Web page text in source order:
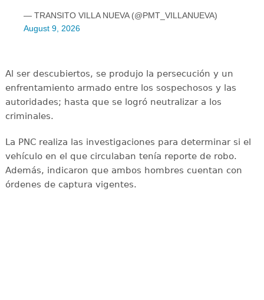
— TRANSITO VILLA NUEVA (@PMT_VILLANUEVA)
August 9, 2026
Al ser descubiertos, se produjo la persecución y un
enfrentamiento armado entre los sospechosos y las
autoridades; hasta que se logró neutralizar a los
criminales.
La PNC realiza las investigaciones para determinar si el
vehículo en el que circulaban tenía reporte de robo.
Además, indicaron que ambos hombres cuentan con
órdenes de captura vigentes.